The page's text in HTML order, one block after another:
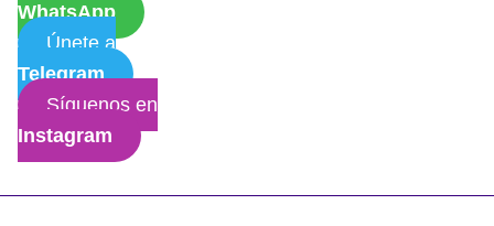
WhatsApp
Únete a
Telegram
Síguenos en
Instagram